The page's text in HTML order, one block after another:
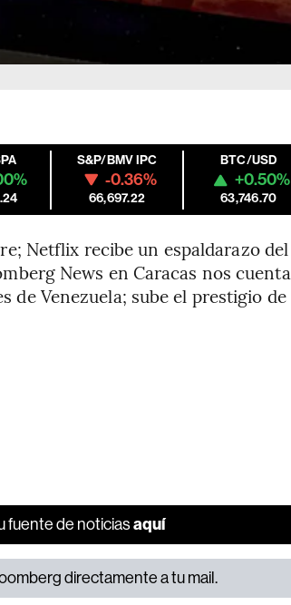
S&P/BMV IPC
-0.36%
66,697.22
BTC/USD
+0.50%
63,746.70
Netflix recibe un espaldarazo del
News en Caracas nos cuenta
de Venezuela; sube el prestigio de
fuente de noticiasaquí
directamente a tu mail.